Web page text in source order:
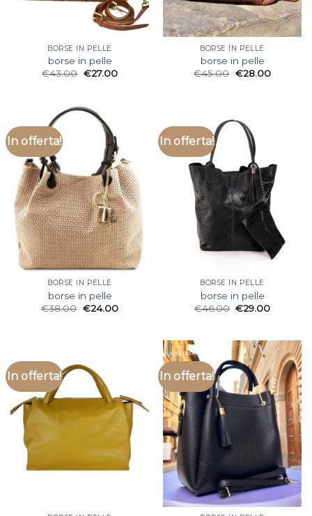
BORSE IN PELLE
borse in pelle
€43.00 €27.00
BORSE IN PELLE
borse in pelle
€45.00 €28.00
In offerta!
BORSE IN PELLE
borse in pelle
€38.00 €24.00
In offerta!
BORSE IN PELLE
borse in pelle
€46.00 €29.00
In offerta! In offerta!